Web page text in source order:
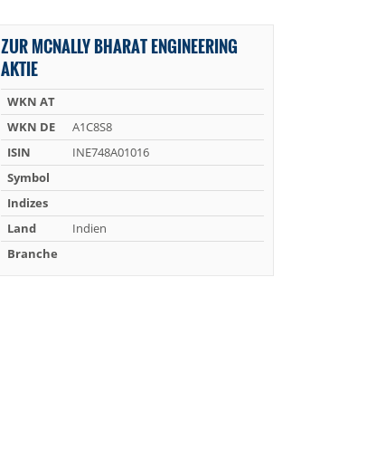
ZUR MCNALLY BHARAT ENGINEERING
AKTIE
WKN AT
WKN DE
A1C8S8
ISIN
INE748A01016
Symbol
Indizes
Land
Indien
Branche